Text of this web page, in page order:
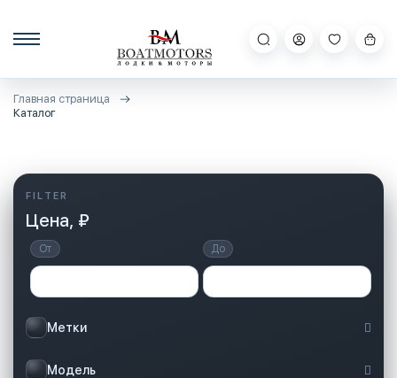
Главная страница
Каталог
Цена, ₽
От До
Метки
Модель